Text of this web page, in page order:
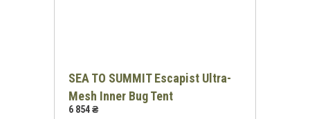
SEA TO SUMMIT Escapist Ultra-
Mesh Inner Bug Tent
6 854 ₴